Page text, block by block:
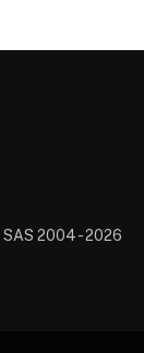
SAS 2004 - 2026